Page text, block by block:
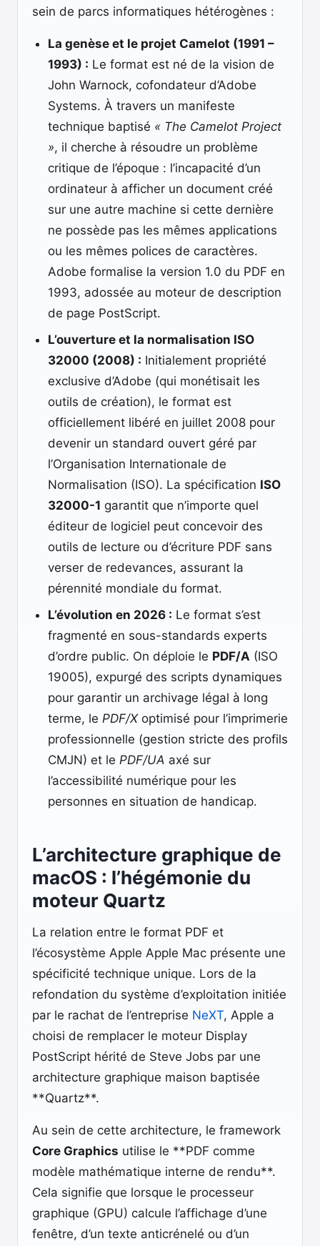
sein de parcs informatiques hétérogènes :
La genèse et le projet Camelot (1991 –
1993) : Le format est né de la vision de
John Warnock, cofondateur d’Adobe
Systems. À travers un manifeste
technique baptisé « The Camelot Project
», il cherche à résoudre un problème
critique de l’époque : l’incapacité d’un
ordinateur à afficher un document créé
sur une autre machine si cette dernière
ne possède pas les mêmes applications
ou les mêmes polices de caractères.
Adobe formalise la version 1.0 du PDF en
1993, adossée au moteur de description
de page PostScript.
L’ouverture et la normalisation ISO
32000 (2008) : Initialement propriété
exclusive d’Adobe (qui monétisait les
outils de création), le format est
officiellement libéré en juillet 2008 pour
devenir un standard ouvert géré par
l’Organisation Internationale de
Normalisation (ISO). La spécification ISO
32000-1 garantit que n’importe quel
éditeur de logiciel peut concevoir des
outils de lecture ou d’écriture PDF sans
verser de redevances, assurant la
pérennité mondiale du format.
L’évolution en 2026 : Le format s’est
fragmenté en sous-standards experts
d’ordre public. On déploie le PDF/A (ISO
19005), expurgé des scripts dynamiques
pour garantir un archivage légal à long
terme, le PDF/Xoptimisé pour l’imprimerie
professionnelle (gestion stricte des profils
CMJN) et le PDF/UA axé sur
l’accessibilité numérique pour les
personnes en situation de handicap.
L’architecture graphique de
macOS : l’hégémonie du
moteur Quartz
La relation entre le format PDF et
l’écosystème Apple Apple Mac présente une
spécificité technique unique. Lors de la
refondation du système d’exploitation initiée
par le rachat de l’entreprise NeXT, Apple a
choisi de remplacer le moteur Display
PostScript hérité de Steve Jobs par une
architecture graphique maison baptisée
**Quartz**.
Au sein de cette architecture, le framework
Core Graphics utilise le **PDF comme
modèle mathématique interne de rendu**.
Cela signifie que lorsque le processeur
graphique (GPU) calcule l’affichage d’une
fenêtre, d’un texte anticrénelé ou d’un